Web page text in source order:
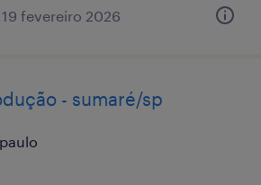
fevereiro 2026
- sumaré/sp